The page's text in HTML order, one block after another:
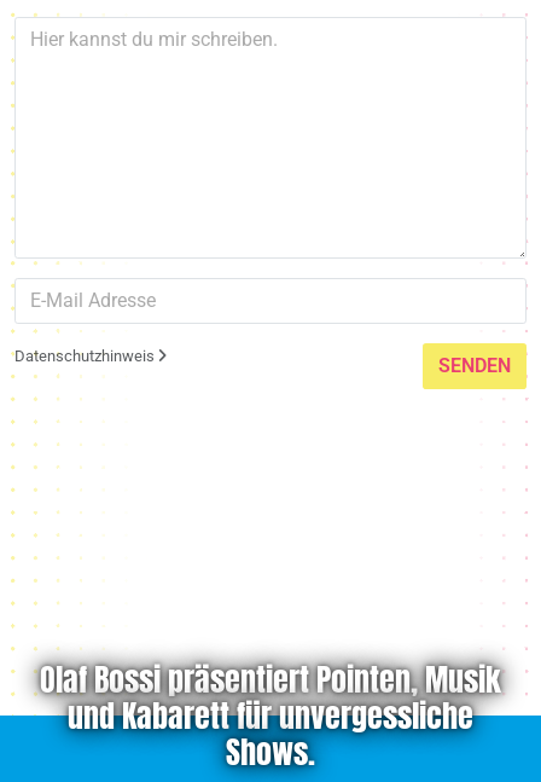
Datenschutzhinweis SENDEN
Olaf Bossi präsentiert Pointen, Musik
und Kabarett für unvergessliche
Shows.